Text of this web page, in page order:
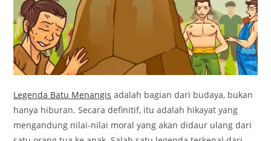
Legenda Batu Menangis adalah bagian dari budaya, bukan
hanya hiburan. Secara definitif, itu adalah hikayat yang
mengandung nilai-nilai moral yang akan didaur ulang dari